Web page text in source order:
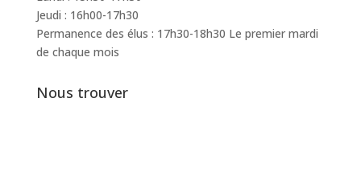
Jeudi : 16h00-17h30
Permanence des élus : 17h30-18h30 Le premier mardi
de chaque mois
Nous trouver